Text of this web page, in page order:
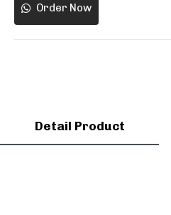
Order Now
Detail Product